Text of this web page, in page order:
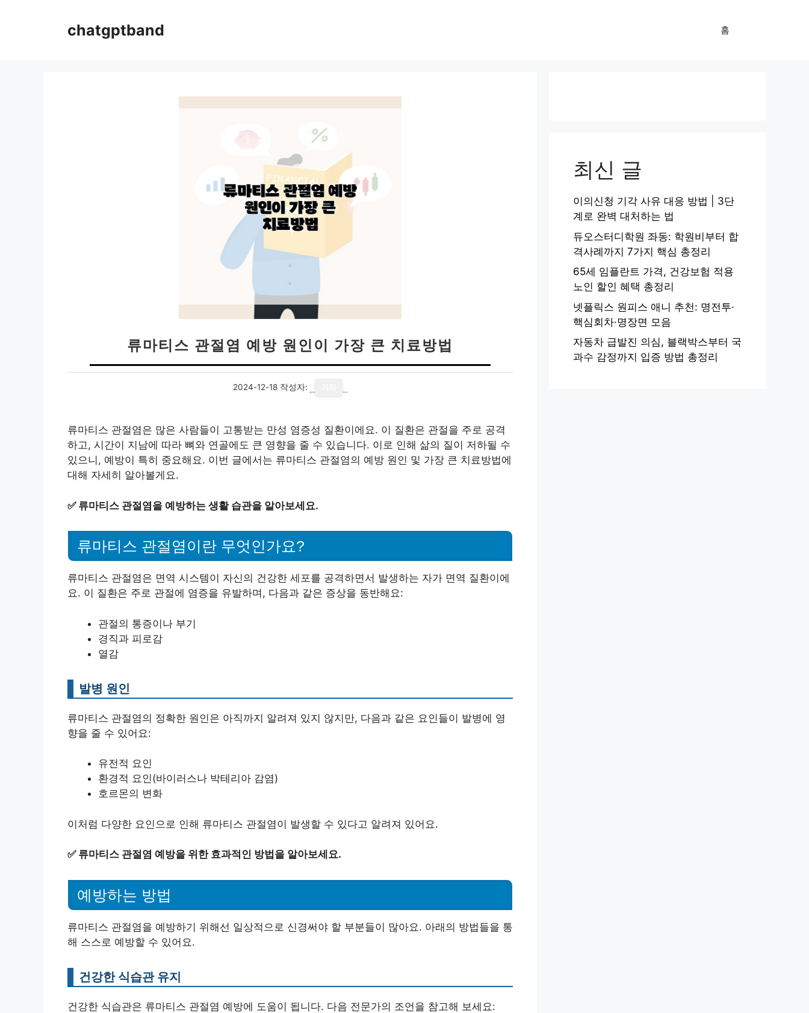
chatgptband 홈
류마티스 관절염 예방 원인이 가장 큰 치료방법
2024-12-18 작성자:
류마티스 관절염은 많은 사람들이 고통받는 만성 염증성 질환이에요. 이 질환은 관절을 주로 공격
하고, 시간이 지남에 따라 뼈와 연골에도 큰 영향을 줄 수 있습니다. 이로 인해 삶의 질이 저하될 수
있으니, 예방이 특히 중요해요. 이번 글에서는 류마티스 관절염의 예방 원인 및 가장 큰 치료방법에
대해 자세히 알아볼게요.
✅ 류마티스 관절염을 예방하는 생활 습관을 알아보세요.
류마티스 관절염이란 무엇인가요?
류마티스 관절염은 면역 시스템이 자신의 건강한 세포를 공격하면서 발생하는 자가 면역 질환이에
요. 이 질환은 주로 관절에 염증을 유발하며, 다음과 같은 증상을 동반해요:
관절의 통증이나 부기
경직과 피로감
열감
발병 원인
류마티스 관절염의 정확한 원인은 아직까지 알려져 있지 않지만, 다음과 같은 요인들이 발병에 영
향을 줄 수 있어요:
유전적 요인
환경적 요인(바이러스나 박테리아 감염)
호르몬의 변화
이처럼 다양한 요인으로 인해 류마티스 관절염이 발생할 수 있다고 알려져 있어요.
✅ 류마티스 관절염 예방을 위한 효과적인 방법을 알아보세요.
예방하는 방법
류마티스 관절염을 예방하기 위해선 일상적으로 신경써야 할 부분들이 많아요. 아래의 방법들을 통
해 스스로 예방할 수 있어요.
건강한 식습관 유지
건강한 식습관은 류마티스 관절염 예방에 도움이 됩니다. 다음 전문가의 조언을 참고해 보세요:
최신 글
이의신청 기각 사유 대응 방법 | 3단
계로 완벽 대처하는 법
듀오스터디학원 좌동: 학원비부터 합
격사례까지 7가지 핵심 총정리
65세 임플란트 가격, 건강보험 적용
노인 할인 혜택 총정리
넷플릭스 원피스 애니 추천: 명전투·
핵심회차·명장면 모음
자동차 급발진 의심, 블랙박스부터 국
과수 감정까지 입증 방법 총정리